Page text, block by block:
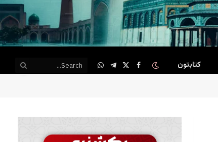
کتابتون Facebook
X
Telegram
WhatsApp